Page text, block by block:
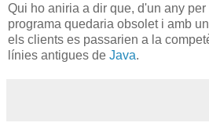
Qui ho aniria a dir que, d'un any
programa quedaria obsolet i amb
els clients es passarien a la
línies antigues de Java.